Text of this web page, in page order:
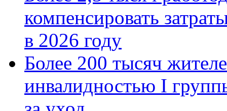
компенсировать
в 2026 году
Более 200 тысяч
инвалидностью I